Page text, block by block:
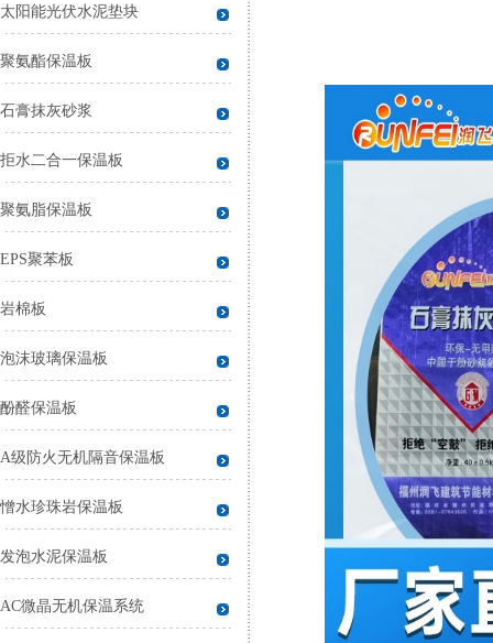
太阳能光伏水泥垫块
聚氨酯保温板
石膏抹灰砂浆
拒水二合一保温板
聚氨脂保温板
EPS聚苯板
岩棉板
泡沫玻璃保温板
酚醛保温板
A级防火无机隔音保温板
憎水珍珠岩保温板
发泡水泥保温板
AC微晶无机保温系统